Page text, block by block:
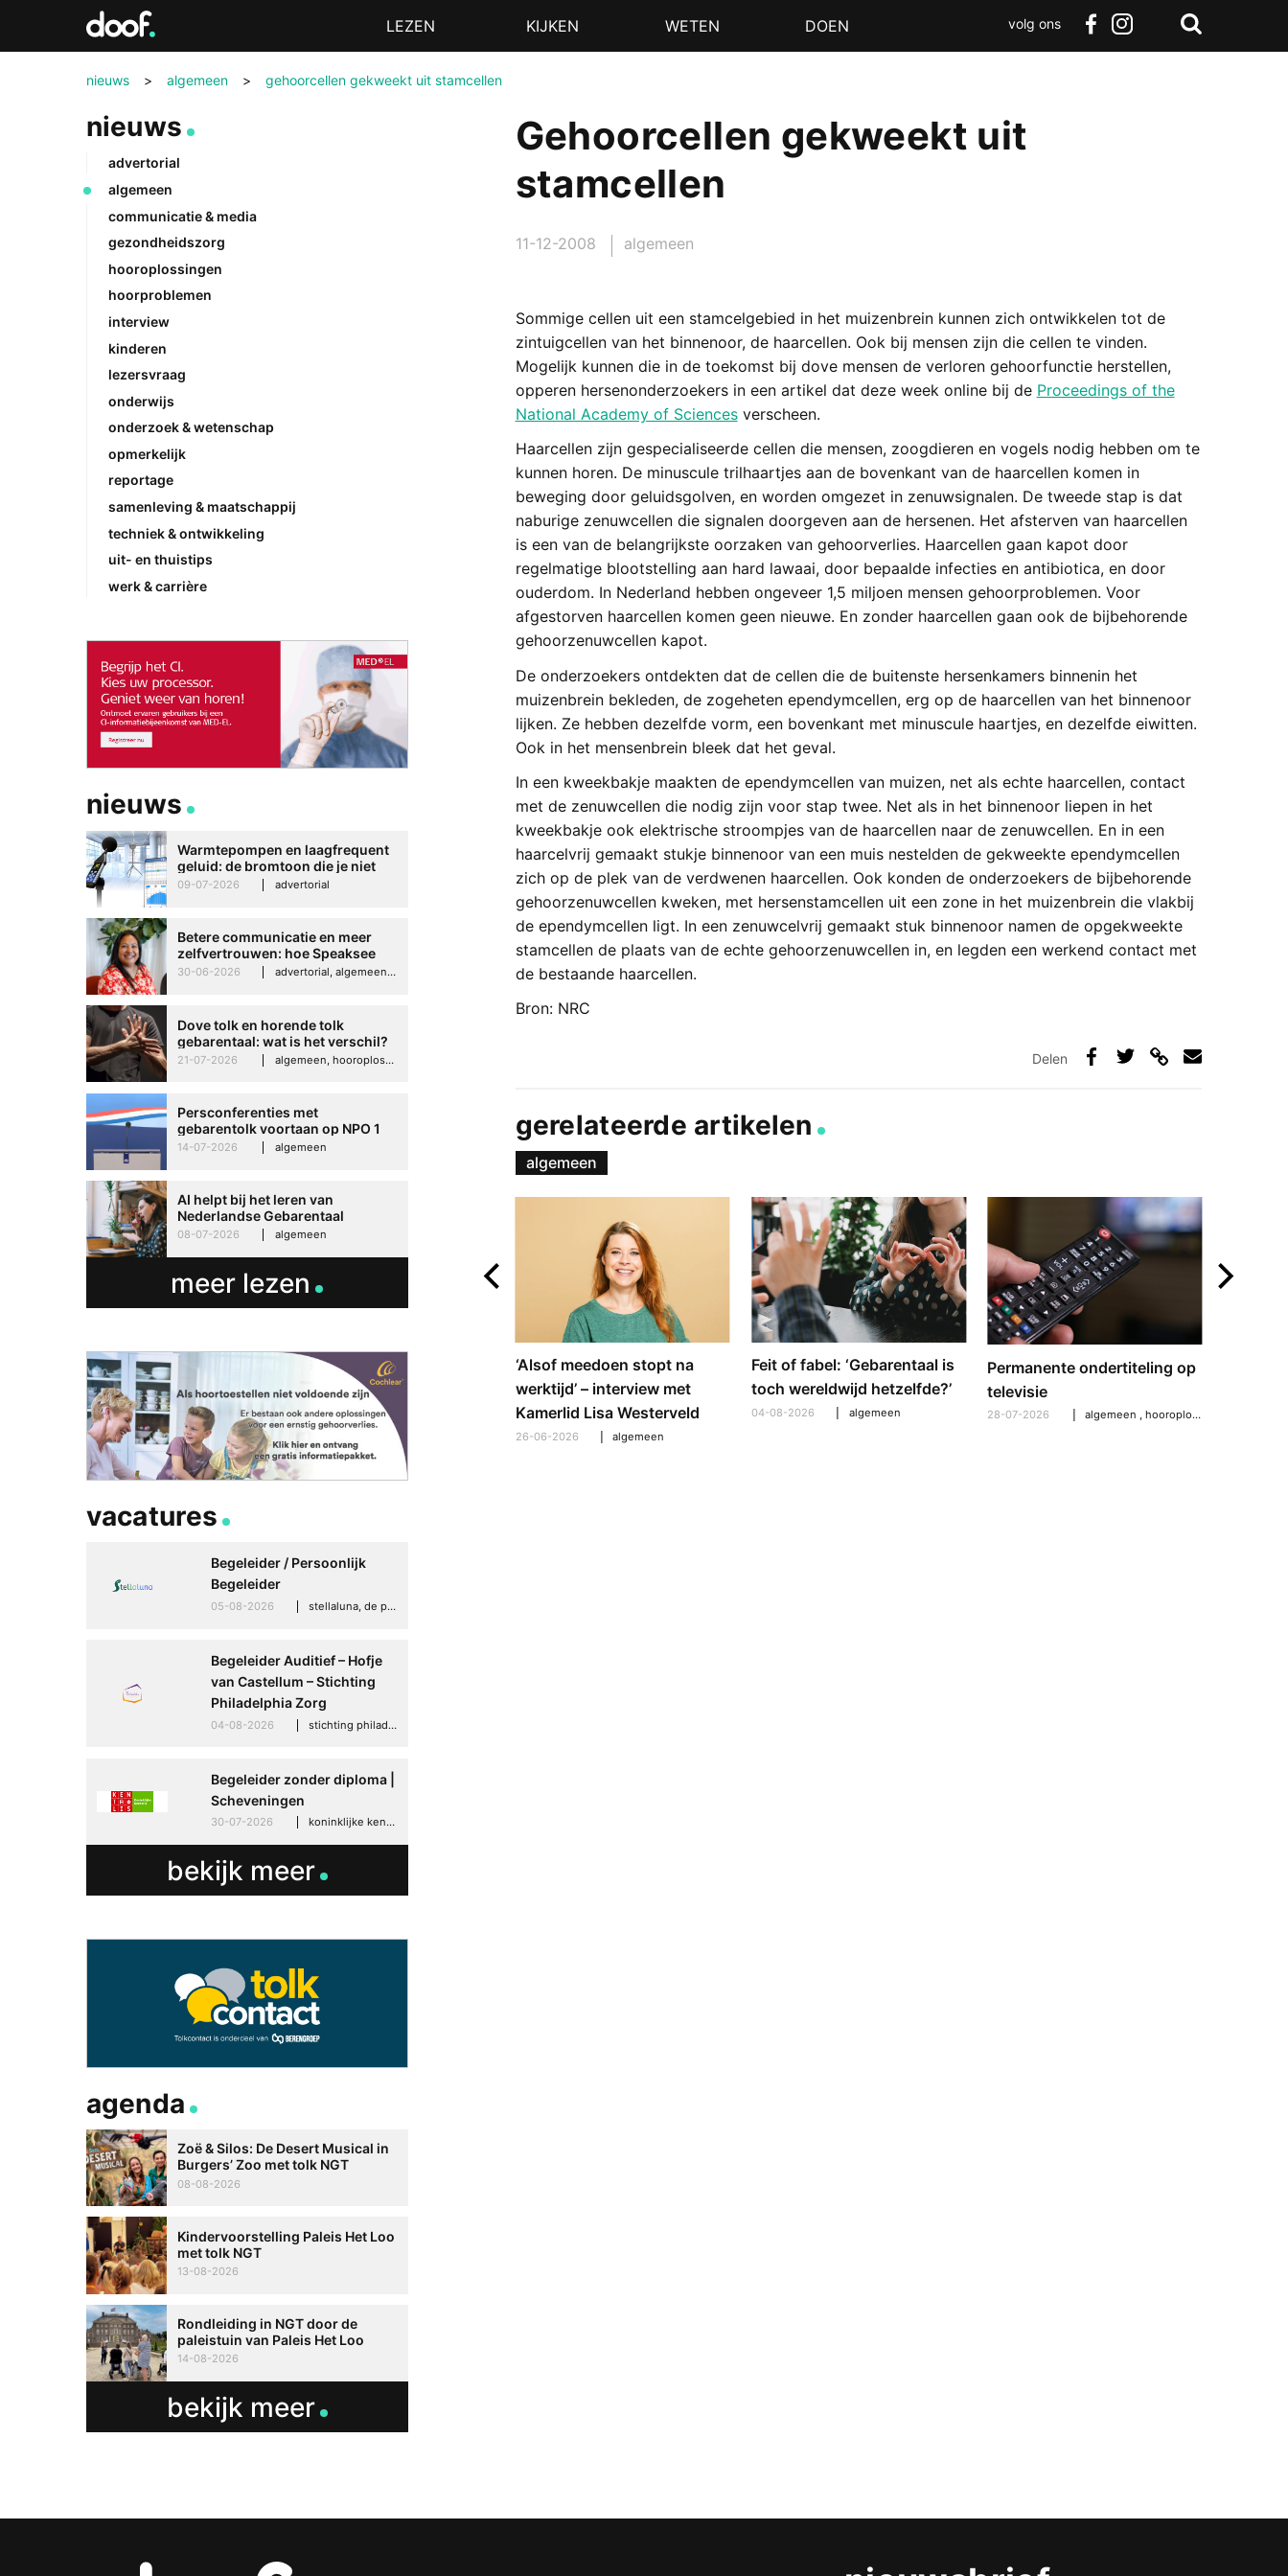
MenuLEZEN KIJKEN WETEN DOEN
volg ons
nieuws > algemeen > gehoorcellen gekweekt uit stamcellen
Gehoorcellen gekweekt uit
stamcellen
11-12-2008 algemeen
Sommige cellen uit een stamcelgebied in het muizenbrein kunnen zich ontwikkelen tot de
zintuigcellen van het binnenoor, de haarcellen. Ook bij mensen zijn die cellen te vinden.
Mogelijk kunnen die in de toekomst bij dove mensen de verloren gehoorfunctie herstellen,
opperen hersenonderzoekers in een artikel dat deze week online bij de Proceedings of the
National Academy of Sciencesverscheen.
Haarcellen zijn gespecialiseerde cellen die mensen, zoogdieren en vogels nodig hebben om te
kunnen horen. De minuscule trilhaartjes aan de bovenkant van de haarcellen komen in
beweging door geluidsgolven, en worden omgezet in zenuwsignalen. De tweede stap is dat
naburige zenuwcellen die signalen doorgeven aan de hersenen. Het afsterven van haarcellen
is een van de belangrijkste oorzaken van gehoorverlies. Haarcellen gaan kapot door
regelmatige blootstelling aan hard lawaai, door bepaalde infecties en antibiotica, en door
ouderdom. In Nederland hebben ongeveer 1,5 miljoen mensen gehoorproblemen. Voor
afgestorven haarcellen komen geen nieuwe. En zonder haarcellen gaan ook de bijbehorende
gehoorzenuwcellen kapot.
De onderzoekers ontdekten dat de cellen die de buitenste hersenkamers binnenin het
muizenbrein bekleden, de zogeheten ependymcellen, erg op de haarcellen van het binnenoor
lijken. Ze hebben dezelfde vorm, een bovenkant met minuscule haartjes, en dezelfde eiwitten.
Ook in het mensenbrein bleek dat het geval.
In een kweekbakje maakten de ependymcellen van muizen, net als echte haarcellen, contact
met de zenuwcellen die nodig zijn voor stap twee. Net als in het binnenoor liepen in het
kweekbakje ook elektrische stroompjes van de haarcellen naar de zenuwcellen. En in een
haarcelvrij gemaakt stukje binnenoor van een muis nestelden de gekweekte ependymcellen
zich op de plek van de verdwenen haarcellen. Ook konden de onderzoekers de bijbehorende
gehoorzenuwcellen kweken, met hersenstamcellen uit een zone in het muizenbrein die vlakbij
de ependymcellen ligt. In een zenuwcelvrij gemaakt stuk binnenoor namen de opgekweekte
stamcellen de plaats van de echte gehoorzenuwcellen in, en legden een werkend contact met
de bestaande haarcellen.
Bron: NRC
Delen
gerelateerde artikelen
algemeen
Feit of fabel: ‘Gebarentaal is
toch wereldwijd hetzelfde?’
04-08-2026 algemeen
Permanente ondertiteling op
televisie
28-07-2026 algemeen ,hooroplossingen
Betere communicatie en
meer zelfvertrouwen: hoe
Speaksee Imelda helpt om te
groeien in haar werk
30-06-2026 advertorial
‘Alsof meedoen stopt na
werktijd’ – interview met
Kamerlid Lisa Westerveld
26-06-2026 algemeen
nieuws
advertorial
algemeen
communicatie & media
gezondheidszorg
hooroplossingen
hoorproblemen
interview
kinderen
lezersvraag
onderwijs
onderzoek & wetenschap
opmerkelijk
reportage
samenleving & maatschappij
techniek & ontwikkeling
uit- en thuistips
werk & carrière
nieuws
Warmtepompen en laagfrequent
geluid: de bromtoon die je niet
kunt negeren
09-07-2026 advertorial
Betere communicatie en meer
zelfvertrouwen: hoe Speaksee
Imelda helpt om te groeien in
30-06-2026 advertorial, algemeen, hooroplossingen, interview
Dove tolk en horende tolk
gebarentaal: wat is het verschil?
21-07-2026 algemeen, hooroplossingen, hoorproblemen, samenleving & maatschappij
Persconferenties met
gebarentolk voortaan op NPO 1
Extra
14-07-2026 algemeen
AI helpt bij het leren van
Nederlandse Gebarentaal
08-07-2026 algemeen
meer lezen
vacatures
Begeleider / Persoonlijk
Begeleider
05-08-2026 stellaluna, de punt (drenthe)
Begeleider Auditief – Hofje
van Castellum – Stichting
Philadelphia Zorg
04-08-2026 stichting philadelphia zorg, den haag
Begeleider zonder diploma |
Scheveningen
30-07-2026 koninklijke kentalis, scheveningen
bekijk meer
agenda
Zoë & Silos: De Desert Musical in
Burgers’ Zoo met tolk NGT
08-08-2026
Kindervoorstelling Paleis Het Loo
met tolk NGT
13-08-2026
Rondleiding in NGT door de
paleistuin van Paleis Het Loo
14-08-2026
bekijk meer
Doof.nl
Zoeken
Terug